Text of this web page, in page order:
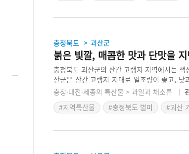
충청북도 > 괴산군
붉은 빛깔, 매콤한 맛과 단맛을 지
충청북도 괴산군의 산간 고랭지 지역에서는
산군은 산간 고랭지 지대로 일조량이 좋고,
최적지이다. 전국에서 일찍이 고추 생산, 유통
였다. 산간지대에서 생산한 고추를 세척기로
전국 최초로 지정하였고, 국내최초 청결고추박
충청·대전·세종의 특산물 > 과일과 채소류
#지역특산물
#충청북도 별미 #괴산